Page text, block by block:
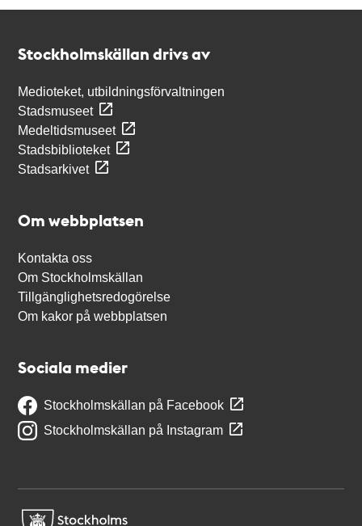
Stockholmskällan drivs av
Medioteket, utbildningsförvaltningen
Stadsmuseet
Medeltidsmuseet
Stadsbiblioteket
Stadsarkivet
Om webbplatsen
Kontakta oss
Om Stockholmskällan
Tillgänglighetsredogörelse
Om kakor på webbplatsen
Sociala medier
Stockholmskällan på Facebook
Stockholmskällan på Instagram